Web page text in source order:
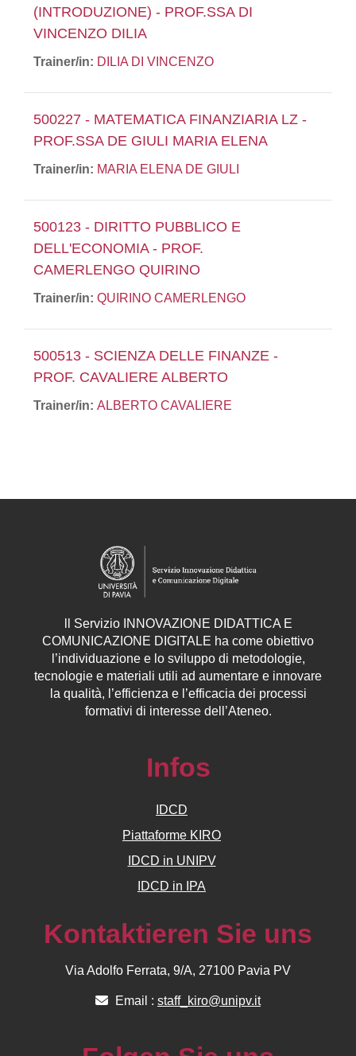
(INTRODUZIONE) - PROF.SSA DI
VINCENZO DILIA
Trainer/in: DILIA DI VINCENZO
500227 - MATEMATICA FINANZIARIA LZ -
PROF.SSA DE GIULI MARIA ELENA
Trainer/in: MARIA ELENA DE GIULI
500123 - DIRITTO PUBBLICO E
DELL'ECONOMIA - PROF.
CAMERLENGO QUIRINO
Trainer/in: QUIRINO CAMERLENGO
500513 - SCIENZA DELLE FINANZE -
PROF. CAVALIERE ALBERTO
Trainer/in: ALBERTO CAVALIERE
Servizio INNOVAZIONE DIDATTICA E
COMUNICAZIONE DIGITALE ha come obiettivo
l’individuazione e lo sviluppo di metodologie,
tecnologie e materiali utili ad aumentare e innovare
la qualità, l’efficienza e l’efficacia dei processi
formativi di interesse dell’Ateneo.
Infos
IDCD
Piattaforme KIRO
IDCD in UNIPV
IDCD in IPA
Kontaktieren Sie uns
Via Adolfo Ferrata, 9/A, 27100 Pavia PV
Email : staff_kiro@unipv.it